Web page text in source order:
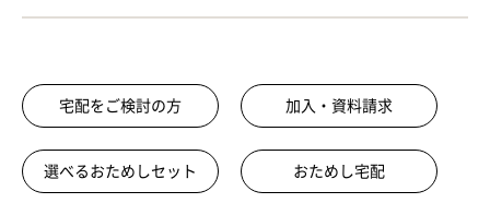
宅配をご検討の方 加入・資料請求
選べるおためしセット おためし宅配